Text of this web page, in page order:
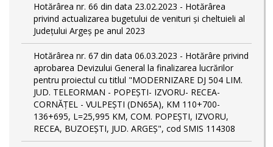
Hotărârea nr. 66 din data 23.02.2023 - Hotărârea
privind actualizarea bugetului de venituri și cheltuieli al
Județului Argeș pe anul 2023
Hotărârea nr. 67 din data 06.03.2023 - Hotărâre privind
aprobarea Devizului General la finalizarea lucrărilor
pentru proiectul cu titlul "MODERNIZARE DJ 504 LIM.
JUD. TELEORMAN - POPEŞTI- IZVORU- RECEA-
CORNĂŢEL - VULPEŞTI (DN65A), KM 110+700-
136+695, L=25,995 KM, COM. POPEŞTI, IZVORU,
RECEA, BUZOEŞTI, JUD. ARGEŞ", cod SMIS 114308